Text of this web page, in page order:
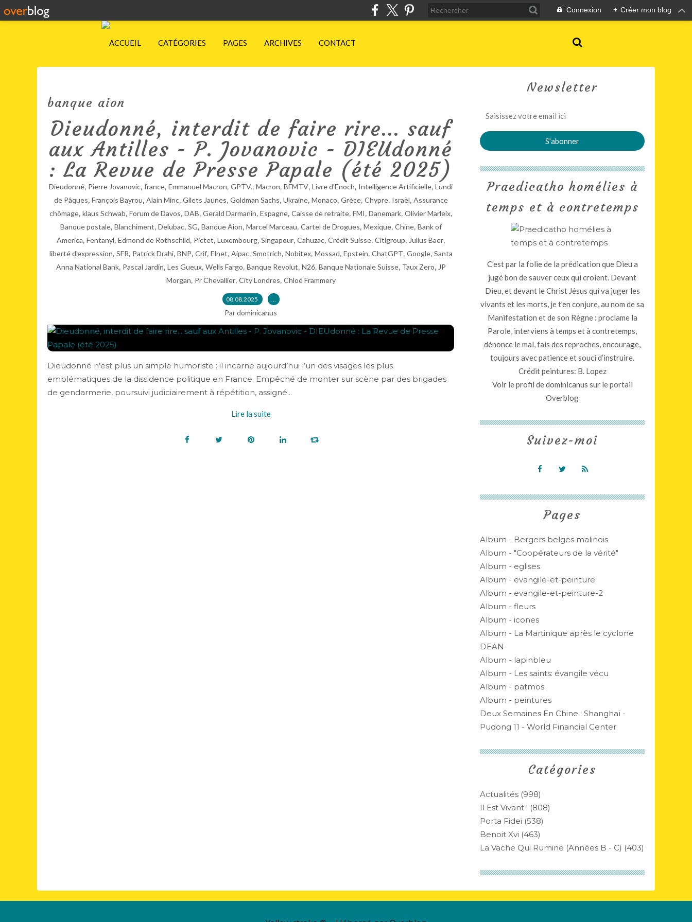
Connexion + Créer mon blog
ACCUEIL CATÉGORIES PAGES ARCHIVES CONTACT
banque aion
Dieudonné, interdit de faire rire... sauf
aux Antilles - P. Jovanovic - DIEUdonné
: La Revue de Presse Papale (été 2025)
Dieudonné, Pierre Jovanovic, france, Emmanuel Macron, GPTV., Macron, BFMTV, Livre d'Enoch, Intelligence Artificielle, Lundi
de Pâques, François Bayrou, Alain Minc, Gilets Jaunes, Goldman Sachs, Ukraine, Monaco, Grèce, Chypre, Israël, Assurance
chômage, klaus Schwab, Forum de Davos, DAB, Gerald Darmanin, Espagne, Caisse de retraite, FMI, Danemark, Olivier Marleix,
Banque postale, Blanchiment, Delubac, SG, Banque Aion, Marcel Marceau, Cartel de Drogues, Mexique, Chine, Bank of
America, Fentanyl, Edmond de Rothschild, Pictet, Luxembourg, Singapour, Cahuzac, Crédit Suisse, Citigroup, Julius Baer,
liberté d'expression, SFR, Patrick Drahi, BNP, Crif, Elnet, Aipac, Smotrich, Nobitex, Mossad, Epstein, ChatGPT, Google, Santa
Anna National Bank, Pascal Jardin, Les Gueux, Wells Fargo, Banque Revolut, N26, Banque Nationale Suisse, Taux Zero, JP
Morgan, Pr Chevallier, City Londres, Chloé Frammery
08.08.2025 …
Par dominicanus
Dieudonné n’est plus un simple humoriste : il incarne aujourd’hui l’un des visages les plus
emblématiques de la dissidence politique en France. Empêché de monter sur scène par des brigades
de gendarmerie, poursuivi judiciairement à répétition, assigné...
Lire la suite
Newsletter
Catégories
Actualités (998)
Il Est Vivant ! (808)
Porta Fidei (538)
Benoit Xvi (463)
La Vache Qui Rumine (années B - C) (403)
Pages
Album - Bergers belges malinois
Album - "Coopérateurs de la vérité"
Album - eglises
Album - evangile-et-peinture
Album - evangile-et-peinture-2
Album - fleurs
Album - icones
Album - La Martinique après le cyclone
DEAN
Album - lapinbleu
Album - Les saints: évangile vécu
Album - patmos
Album - peintures
Deux Semaines En Chine : Shanghaï -
Pudong 11 - World Financial Center
Praedicatho homélies à
temps et à contretemps
C'est par la folie de la prédication que Dieu a
jugé bon de sauver ceux qui croient. Devant
Dieu, et devant le Christ Jésus qui va juger les
vivants et les morts, je t’en conjure, au nom de sa
Manifestation et de son Règne : proclame la
Parole, interviens à temps et à contretemps,
dénonce le mal, fais des reproches, encourage,
toujours avec patience et souci d’instruire.
Crédit peintures: B. Lopez
Voir le profil dedominicanus sur le portail
Overblog
Suivez-moi